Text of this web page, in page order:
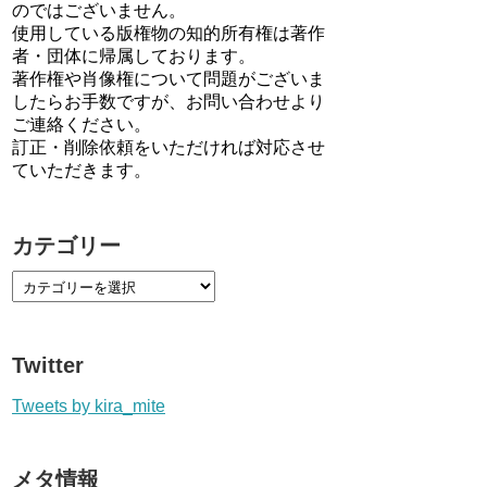
のではございません。
使用している版権物の知的所有権は著作
者・団体に帰属しております。
著作権や肖像権について問題がございま
したらお手数ですが、お問い合わせより
ご連絡ください。
訂正・削除依頼をいただければ対応させ
ていただきます。
カテゴリー
Twitter
Tweets by kira_mite
メタ情報